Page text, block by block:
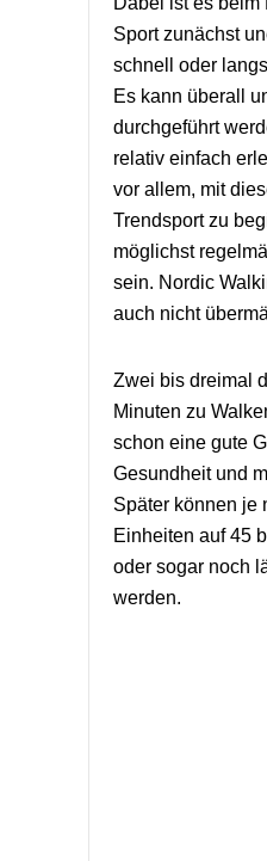
Sport zunächst
schnell oder
Es kann überall
durchgeführt
relativ einfach
vor allem, mit
Trendsport zu
möglichst
sein. Nordic
auch nicht
Zwei bis dreimal
Minuten zu
schon eine gute
Gesundheit und
Später können je
Einheiten auf 45
oder sogar noch
werden.